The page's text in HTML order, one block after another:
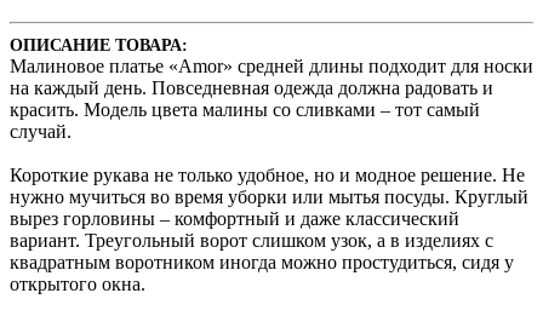
ОПИСАНИЕ ТОВАРА:
Малиновое платье «Amor» средней длины подходит для носки
на каждый день. Повседневная одежда должна радовать и
красить. Модель цвета малины со сливками – тот самый
случай.
Короткие рукава не только удобное, но и модное решение. Не
нужно мучиться во время уборки или мытья посуды. Круглый
вырез горловины – комфортный и даже классический
вариант. Треугольный ворот слишком узок, а в изделиях с
квадратным воротником иногда можно простудиться, сидя у
открытого окна.